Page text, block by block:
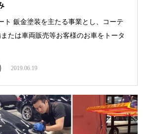
ト 鈑金塗装を主たる事業とし、コーテ
たは車両販売等お客様のお車をトータ
2019.06.19